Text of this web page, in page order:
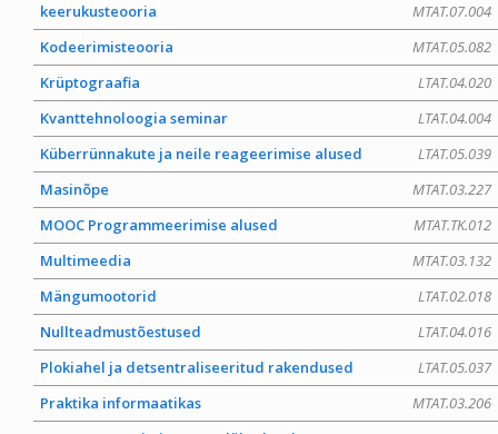
MTAT.07.004
keerukusteooria
MTAT.05.082
Kodeerimisteooria
LTAT.04.020
Krüptograafia
LTAT.04.004
Kvanttehnoloogia seminar
LTAT.05.039
Küberrünnakute ja neile reageerimise alused
MTAT.03.227
Masinõpe
MTAT.TK.012
MOOC Programmeerimise alused
MTAT.03.132
Multimeedia
LTAT.02.018
Mängumootorid
LTAT.04.016
Nullteadmustõestused
LTAT.05.037
Plokiahel ja detsentraliseeritud rakendused
MTAT.03.206
Praktika informaatikas